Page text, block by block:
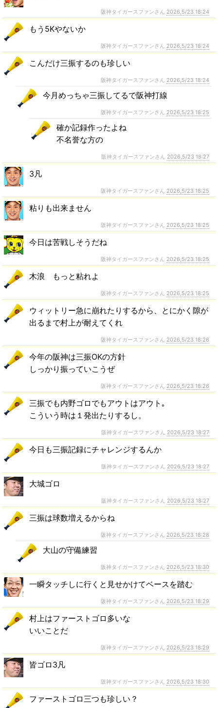
阪神タイガースファンさん 2026,5/23 18:24
もう5Kやないか
阪神タイガースファンさん 2026,5/23 18:24
こんだけ三振するのも珍しい
阪神タイガースファンさん 2026,5/23 18:24
今月めっちゃ三振してるで阪神打線
阪神タイガースファンさん 2026,5/23 18:25
確か記録作ったよね
不名誉な方の
阪神タイガースファンさん 2026,5/23 18:27
3凡
阪神タイガースファンさん 2026,5/23 18:25
粘りも出来ません
阪神タイガースファンさん 2026,5/23 18:25
今日は苦戦しそうだね
阪神タイガースファンさん 2026,5/23 18:25
木浪 もっと粘れよ
阪神タイガースファンさん 2026,5/23 18:25
ウィットリー急に崩れたりするから、とにかく隙が
出るまで村上が耐えてくれ
阪神タイガースファンさん 2026,5/23 18:26
今年の阪神は三振OKの方針
しっかり振っていこうぜ
阪神タイガースファンさん 2026,5/23 18:26
三振でも内野ゴロでもアウトはアウト｡
こういう時は１発出たりするし。
阪神タイガースファンさん 2026,5/23 18:27
今日も三振記録にチャレンジするんか
阪神タイガースファンさん 2026,5/23 18:27
大城ゴロ
阪神タイガースファンさん 2026,5/23 18:27
三振は球数増えるからね
阪神タイガースファンさん 2026,5/23 18:28
大山の守備練習
阪神タイガースファンさん 2026,5/23 18:30
一瞬タッチしに行くと見せかけてベースを踏む
阪神タイガースファンさん 2026,5/23 18:29
村上はファーストゴロ多いな
いいことだ
阪神タイガースファンさん 2026,5/23 18:29
皆ゴロ3凡
阪神タイガースファンさん 2026,5/23 18:30
ファーストゴロ三つも珍しい？